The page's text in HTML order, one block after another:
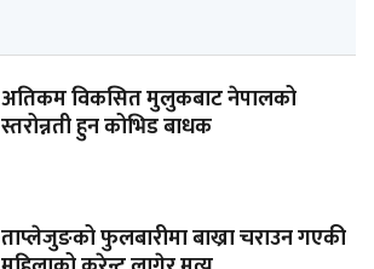
अतिकम विकसित मुलुकबाट नेपालको
स्तरोन्नती हुन कोभिड बाधक
ताप्लेजुङको फुलबारीमा बाख्रा चराउन गएकी